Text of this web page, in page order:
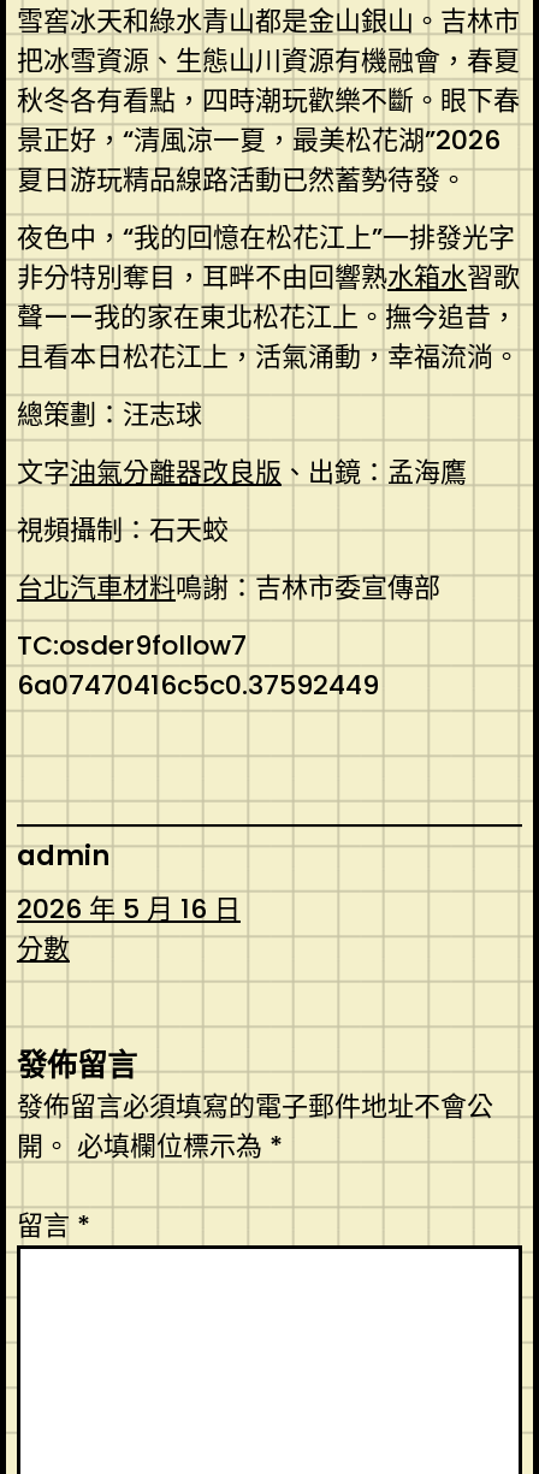
雪窖冰天和綠水青山都是金山銀山。吉林市
把冰雪資源、生態山川資源有機融會，春夏
秋冬各有看點，四時潮玩歡樂不斷。眼下春
景正好，“清風涼一夏，最美松花湖”2026
夏日游玩精品線路活動已然蓄勢待發。
夜色中，“我的回憶在松花江上”一排發光字
非分特別奪目，耳畔不由回響熟水箱水習歌
聲——我的家在東北松花江上。撫今追昔，
且看本日松花江上，活氣涌動，幸福流淌。
總策劃：汪志球
文字油氣分離器改良版 、出鏡：孟海鷹
視頻攝制：石天蛟
台北汽車材料鳴謝：吉林市委宣傳部
TC:osder9follow7
6a07470416c5c0.37592449
admin
2026 年 5 月 16 日
分數
發佈留言
發佈留言必須填寫的電子郵件地址不會公
開。 必填欄位標示為 *
留言 *